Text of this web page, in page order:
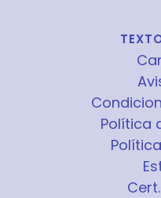
Política